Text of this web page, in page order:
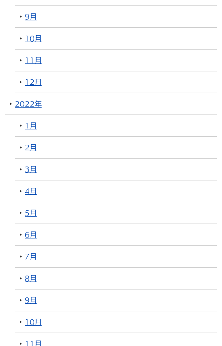
9月
10月
11月
12月
2022年
1月
2月
3月
4月
5月
6月
7月
8月
9月
10月
11月